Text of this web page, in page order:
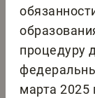
процедуру
марта 2025